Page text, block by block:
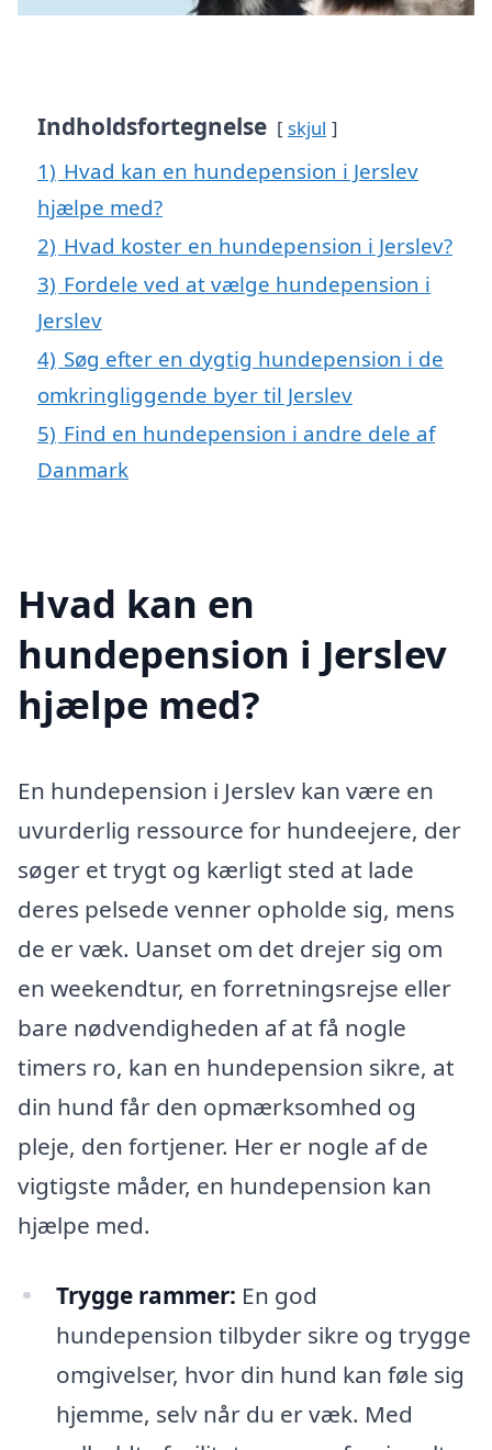
Indholdsfortegnelse skjul
1) Hvad kan en hundepension i Jerslev
hjælpe med?
2) Hvad koster en hundepension i Jerslev?
3) Fordele ved at vælge hundepension i
Jerslev
4) Søg efter en dygtig hundepension i de
omkringliggende byer til Jerslev
5) Find en hundepension i andre dele af
Danmark
Hvad kan en
hundepension i Jerslev
hjælpe med?
En hundepension i Jerslev kan være en
uvurderlig ressource for hundeejere, der
søger et trygt og kærligt sted at lade
deres pelsede venner opholde sig, mens
de er væk. Uanset om det drejer sig om
en weekendtur, en forretningsrejse eller
bare nødvendigheden af at få nogle
timers ro, kan en hundepension sikre, at
din hund får den opmærksomhed og
pleje, den fortjener. Her er nogle af de
vigtigste måder, en hundepension kan
hjælpe med.
Trygge rammer: En god
hundepension tilbyder sikre og trygge
omgivelser, hvor din hund kan føle sig
hjemme, selv når du er væk. Med